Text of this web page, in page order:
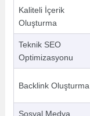
Kaliteli İçerik
Oluşturma
Teknik SEO
Optimizasyonu
Backlink Oluşturma
Sosyal Medya